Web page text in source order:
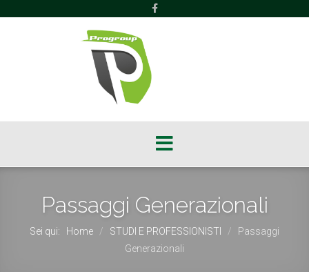
Passaggi Generazionali
Sei qui: Home / STUDI E PROFESSIONISTI /
Passaggi
Generazionali